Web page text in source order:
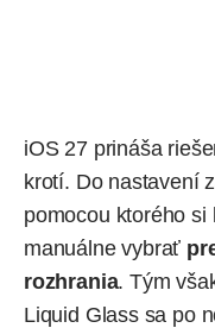
iOS 27 prináša
krotí. Do nastavení
pomocou ktorého
manuálne vybrať
rozhrania. Tým
Liquid Glass sa po